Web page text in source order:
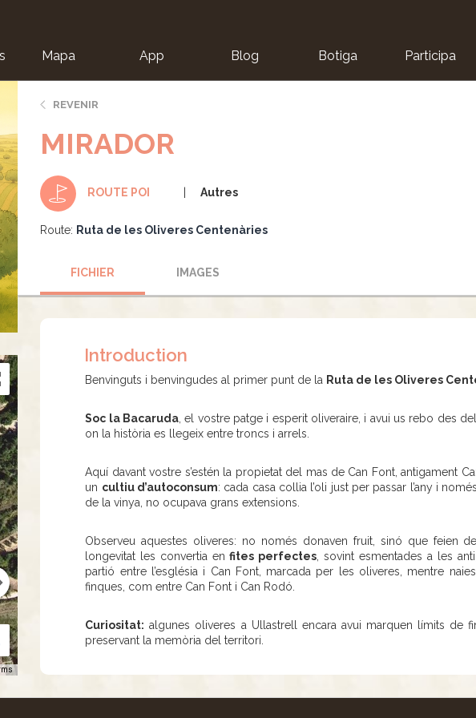
Mapa App Blog Botiga Participa
REVENIR
MIRADOR
ROUTE POI Autres
Route: Ruta de les Oliveres Centenàries
FICHIER IMAGES
Introduction
Benvinguts i benvingudes al primer punt de la Ruta de les Oliveres
Soc la Bacaruda , el vostre patge i esperit oliveraire, i avui us rebo des del
on la història es llegeix entre troncs i arrels.
Aquí davant vostre s’estén la propietat del mas de Can Font, antigament
un cultiu d’autoconsum: cada casa collia l’oli just per passar l’any i
de la vinya, no ocupava grans extensions.
Observeu aquestes oliveres: no només donaven fruit, sinó que feien de
longevitat les convertia en fites perfectes , sovint esmentades a les
partió entre l’església i Can Font, marcada per les oliveres, mentre
finques, com entre Can Font i Can Rodó.
Curiositat: algunes oliveres a Ullastrell encara avui marquen límits de
preservant la memòria del territori.